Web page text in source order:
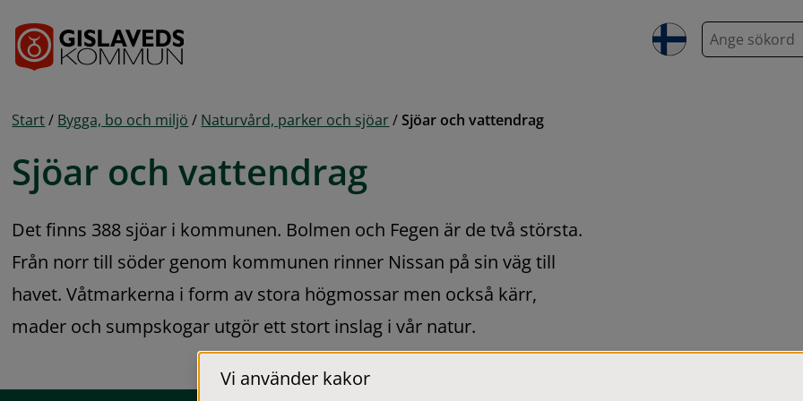
S
ö
Start / Bygga, bo och miljö / Naturvård, parker och sjöar / Sjöar och vattendrag
Sjöar och vattendrag
Det finns 388 sjöar i kommunen. Bolmen och Fegen är de två största.
Från norr till söder genom kommunen rinner Nissan på sin väg till
havet. Våtmarkerna i form av stora högmossar men också kärr,
mader och sumpskogar utgör ett stort inslag i vår natur.
Vi använder kakor